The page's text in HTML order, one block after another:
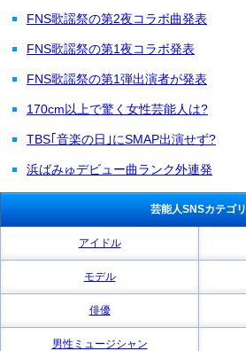
FNS歌謡祭の第2夜コラボ曲発表
FNS歌謡祭の第1夜コラボ発表
FNS歌謡祭の第1弾出演者が発表
170cm以上で驚く女性芸能人は?
TBS｢音楽の日｣にSMAP出演せず?
浜ばみゅデビュー曲ランク外連発
芸能人SNSカテゴリ
アイドル
モデル
俳優
男性ミュージシャン